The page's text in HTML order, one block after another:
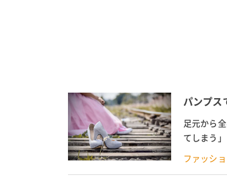
パンプス
足元から
てしまう
できる靴
ファッシ